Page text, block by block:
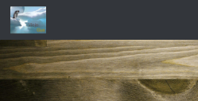
Saltar al contenido